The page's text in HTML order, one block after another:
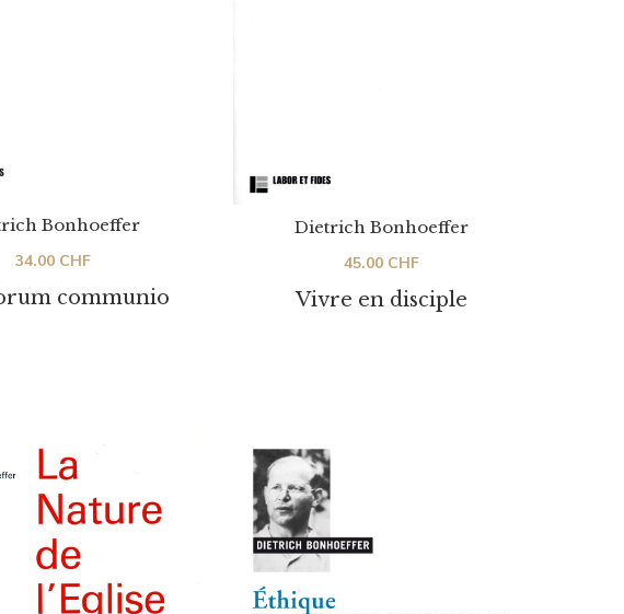
communio
Bonhoeffer
34.00 CHF
Vivre en disciple
Dietrich Bonhoeffer
45.00 CHF